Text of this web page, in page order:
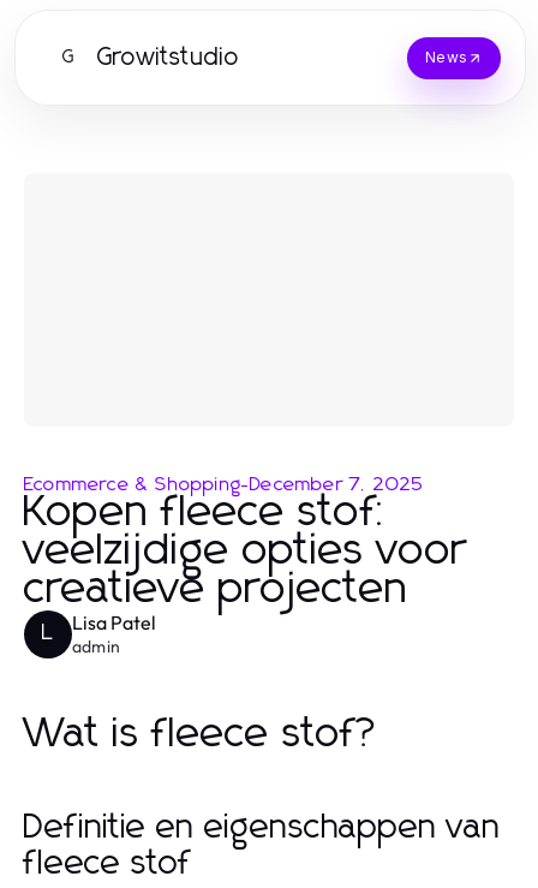
G Growitstudio News
Ecommerce & Shopping-December 7, 2025
Kopen fleece stof:
veelzijdige opties voor
creatieve projecten
L Lisa Patel
admin
Wat is fleece stof?
Definitie en eigenschappen van
fleece stof